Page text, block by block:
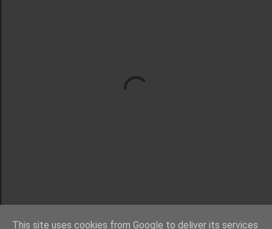
This site uses cookies from Google to deliver its services